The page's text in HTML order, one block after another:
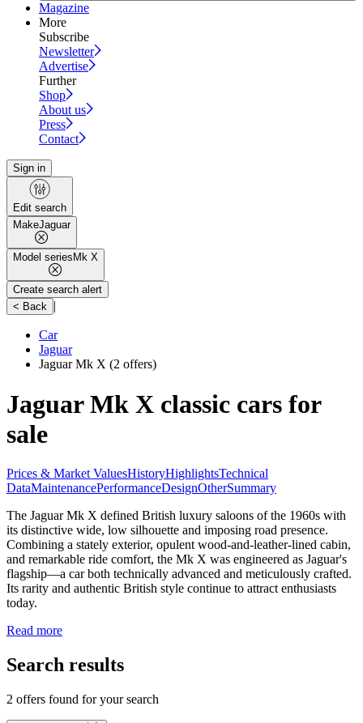
Magazine
More
Subscribe
Newsletter
Advertise
Further
Shop
About us
Press
Contact
Sign in
Edit search
MakeJaguar
Model series Mk X
Create search alert
< Back |
Car
Jaguar
Jaguar Mk X (2 offers)
Jaguar Mk X classic cars for
sale
Prices & Market ValuesHistoryHighlightsTechnical
DataMaintenancePerformanceDesignOtherSummary
The Jaguar Mk X defined British luxury saloons of the 1960s with
its distinctive wide, low silhouette and imposing road presence.
Combining a stately exterior, opulent wood-and-leather-lined cabin,
and remarkable ride comfort, the Mk X was engineered as Jaguar's
flagship—a car both technically advanced and meticulously crafted.
Its rarity and authentic British style continue to attract enthusiasts
today.
Read more
Search results
2 offers found for your search